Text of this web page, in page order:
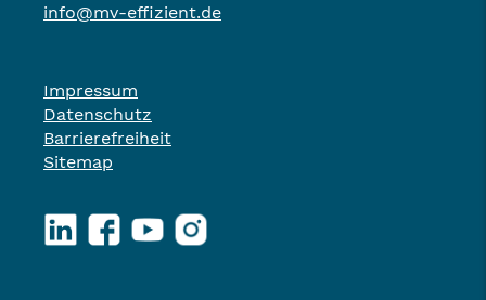
info@mv-effizient.de
Impressum
Datenschutz
Barrierefreiheit
Sitemap
LinkedInFacebookYouTubeInstagram